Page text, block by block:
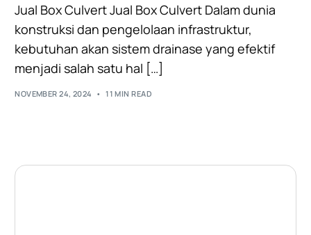
Jual Box Culvert Jual Box Culvert Dalam dunia
konstruksi dan pengelolaan infrastruktur,
kebutuhan akan sistem drainase yang efektif
menjadi salah satu hal […]
NOVEMBER 24, 2024 11 MIN READ